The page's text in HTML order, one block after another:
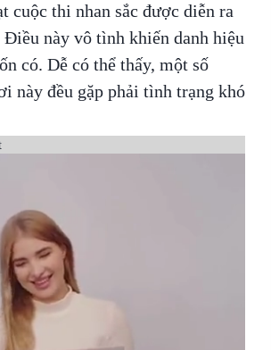
cuộc thi nhan sắc được diễn ra
này vô tình khiến danh hiệu
có. Dễ có thể thấy, một số
này đều gặp phải tình trạng khó